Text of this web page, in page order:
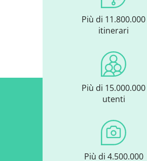
Più di 11.800.000
itinerari
Più di 15.000.000
utenti
Più di 4.500.000